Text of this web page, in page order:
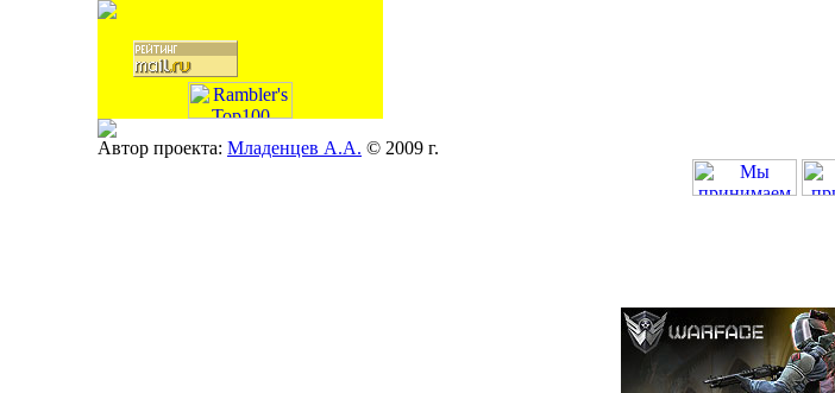
Автор проекта: Младенцев А.А. © 2009 г.